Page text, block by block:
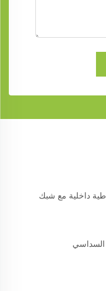
داخلية مع شبك
السداسي